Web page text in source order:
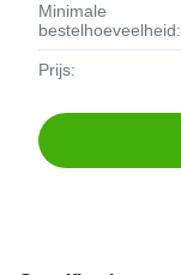
Minimale
bestelhoeveelheid:
Prijs: